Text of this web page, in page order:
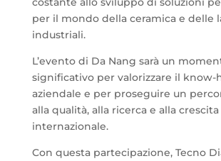
per il mondo della ceramica e delle
industriali.
L’evento di Da Nang sarà un
significativo per valorizzare il know-
aziendale e per proseguire un
alla qualità, alla ricerca e alla crescita
internazionale.
Con questa partecipazione, Tecno